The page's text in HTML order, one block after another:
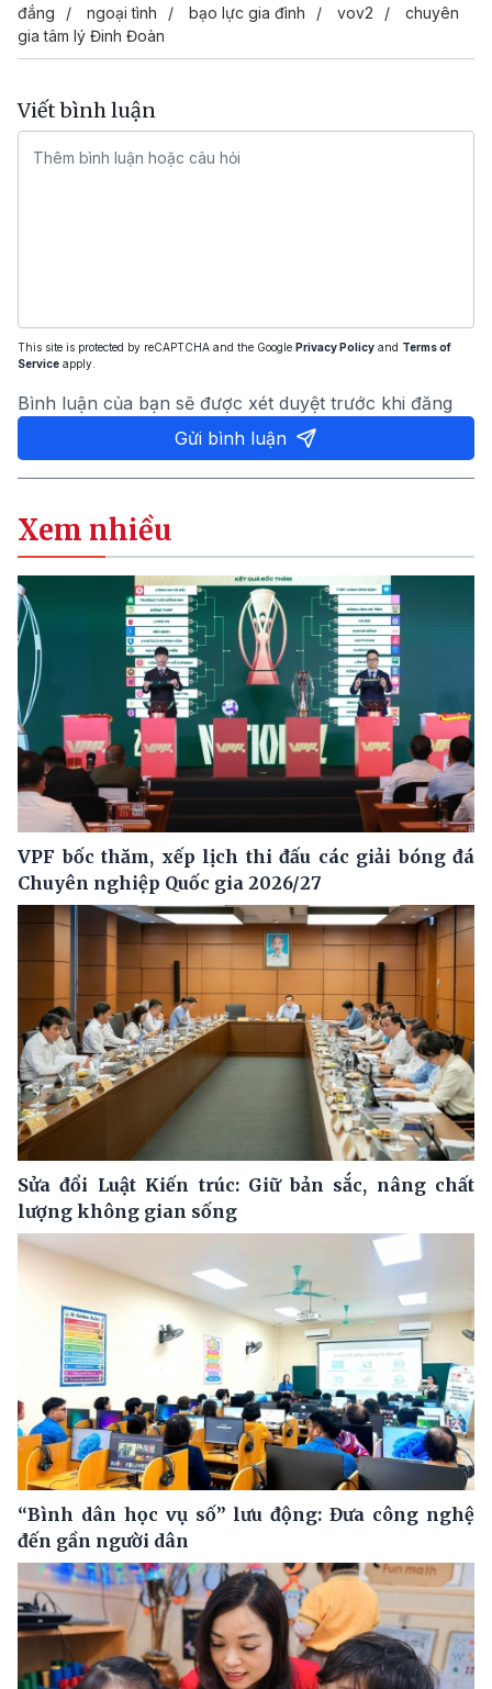
đắng
ngoại tình bạo lực gia đình vov2
chuyên
gia tâm lý Đinh Đoàn
Viết bình luận
This site is protected by reCAPTCHA and the Google Privacy Policy and Terms of
Service apply.
Bình luận của bạn sẽ được xét duyệt trước khi đăng
Gửi bình luận
Xem nhiều
VPF bốc thăm, xếp lịch thi đấu các giải bóng đá
Chuyên nghiệp Quốc gia 2026/27
Sửa đổi Luật Kiến trúc: Giữ bản sắc, nâng chất
lượng không gian sống
“Bình dân học vụ số” lưu động: Đưa công nghệ
đến gần người dân